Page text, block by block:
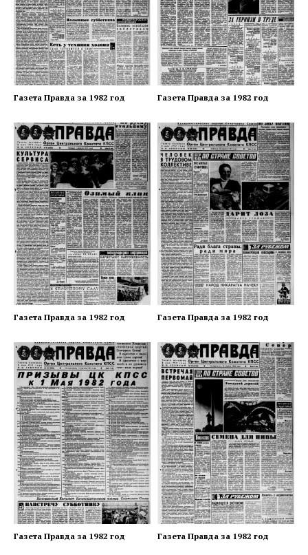
Газета Правда за 1982 год Газета Правда за 1982 год
Газета Правда за 1982 год Газета Правда за 1982 год
Газета Правда за 1982 год Газета Правда за 1982 год